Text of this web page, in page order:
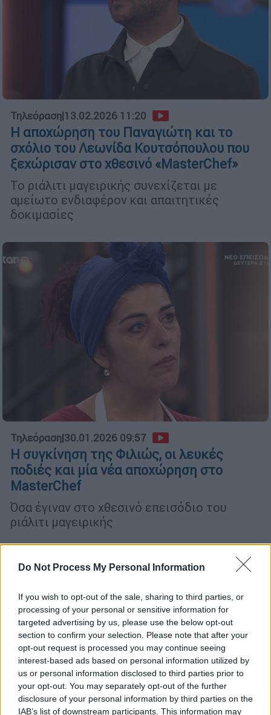
Do Not Process My Personal Information
If you wish to opt-out of the sale, sharing to third parties, or
processing of your personal or sensitive information for
targeted advertising by us, please use the below opt-out
section to confirm your selection. Please note that after your
opt-out request is processed you may continue seeing
interest-based ads based on personal information utilized by
us or personal information disclosed to third parties prior to
your opt-out. You may separately opt-out of the further
disclosure of your personal information by third parties on the
IAB’s list of downstream participants. This information may
Τηλεόραση|13.02.2026 11:20
Η αποχώρηση του Παναγιώτη και το
σχόλιο του Λεωνίδα Κουτσόπουλου που
ξεχώρισαν στο χθεσινό «MasterChef»
Το ριάλιτι μαγειρικής συνεχίζεται με
αμείωτο ενδιαφέρον και απαιτητικές
δοκιμασίες
Τηλεόραση|30.01.2026 09:57
Η συγκίνηση της Φιλιώς, οι λευκές
ποδιές και μία νέα αποχώρηση στο
MasterChef
Όσα έγιναν στο χθεσινό επεισόδιο του
ριάλιτι μαγειρικής